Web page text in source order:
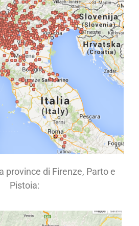
province di Firenze, Parto e
Pistoia: